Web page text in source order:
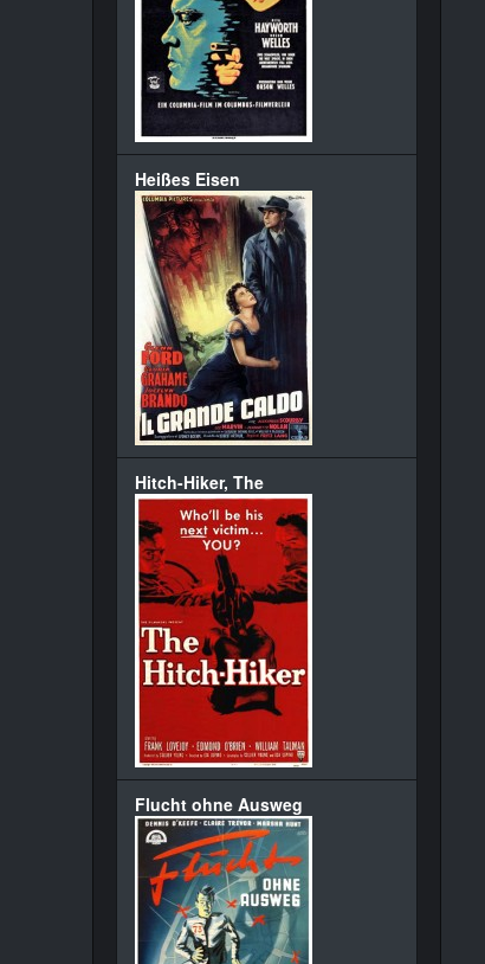
Heißes Eisen
Hitch-Hiker, The
Flucht ohne Ausweg